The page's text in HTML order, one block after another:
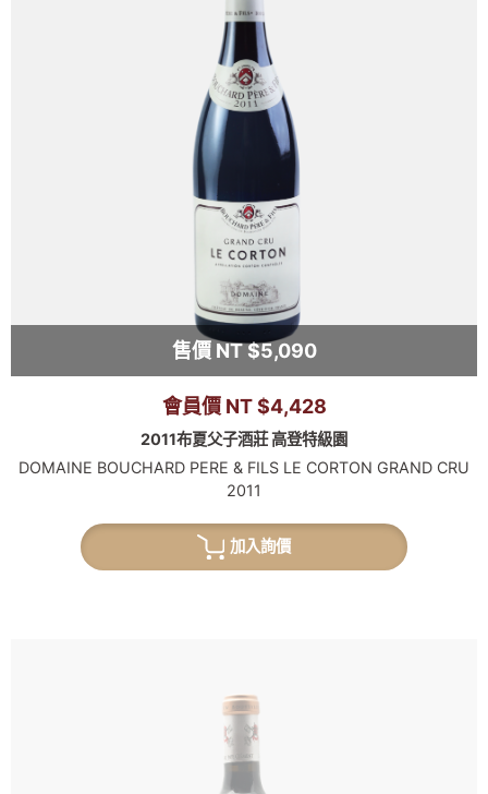
售價 NT $5,090
會員價 NT $4,428
2011布夏父子酒莊 高登特級園
DOMAINE BOUCHARD PERE & FILS LE CORTON GRAND CRU
2011
加入詢價